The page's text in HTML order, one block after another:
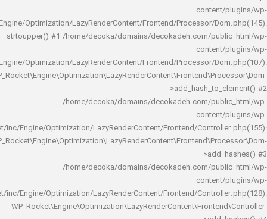
rocket/inc/Engine/Optimization/LazyRenderContent/Frontend/Processor/
strtoupper() #1 /home/decoka/domains/decokadeh.com/
rocket/inc/Engine/Optimization/LazyRenderContent/Frontend/Processor/
/home/decoka/domains/decokadeh.com/
rocket/inc/Engine/Optimization/LazyRenderContent/Frontend/
/home/decoka/domains/decokadeh.com/
rocket/inc/Engine/Optimization/LazyRenderContent/Frontend/